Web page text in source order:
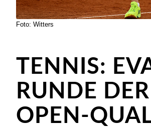
Foto: Witters
TENNIS:
RUNDE
OPEN-